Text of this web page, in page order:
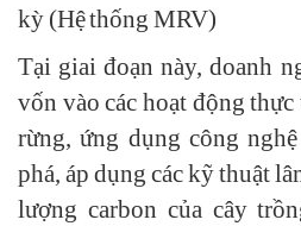
kỳ (Hệ thống MRV)
Tại giai đoạn này, doanh
vốn vào các hoạt động
rừng, ứng dụng công
phá, áp dụng các kỹ thuật
lượng carbon của cây